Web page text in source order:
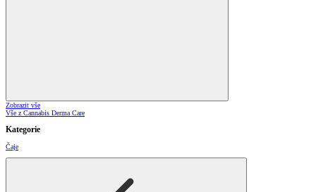
Zobrazit vše
Vše z Cannabis Derma Care
Kategorie
Čaje